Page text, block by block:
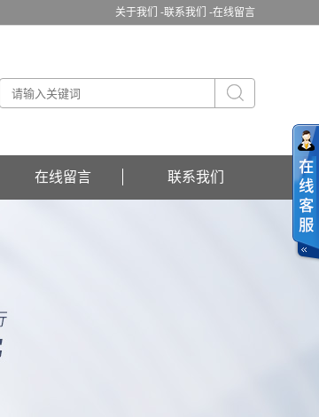
关于我们 -联系我们 -在线留言
在线留言 联系我们